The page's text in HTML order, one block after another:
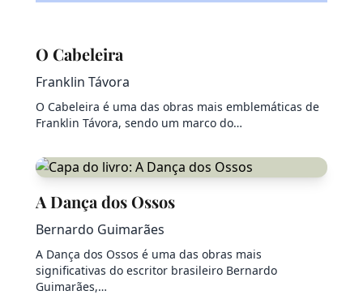
O Cabeleira
Franklin Távora
O Cabeleira é uma das obras mais emblemáticas de
Franklin Távora, sendo um marco do…
A Dança dos Ossos
Bernardo Guimarães
A Dança dos Ossos é uma das obras mais
significativas do escritor brasileiro Bernardo
Guimarães,…